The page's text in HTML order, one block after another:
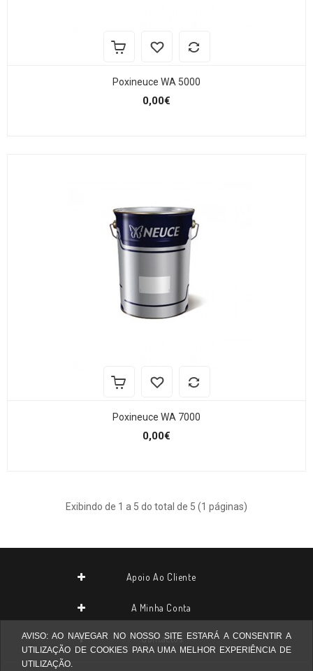
Poxineuce WA 5000
0,00€
Poxineuce WA 7000
0,00€
Exibindo de 1 a 5 do total de 5 (1 páginas)
AVISO: AO NAVEGAR NO NOSSO SITE ESTARÁ A CONSENTIR A
UTILIZAÇÃO DE COOKIES PARA UMA MELHOR EXPERIÊNCIA DE
UTILIZAÇÃO.
Apoio Ao Cliente
A Minha Conta
Contactos